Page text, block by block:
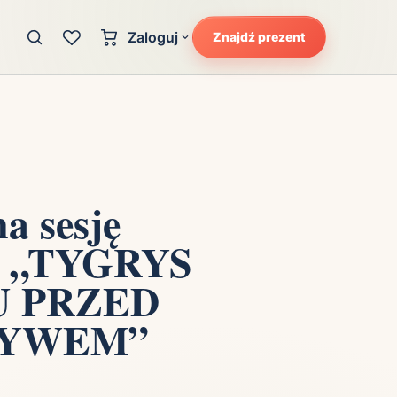
Lans i błysk reflektorów
Magię
Moc
Pewność siebie
Potencjał
Zaloguj Znajdź prezent
sesję
PRZED